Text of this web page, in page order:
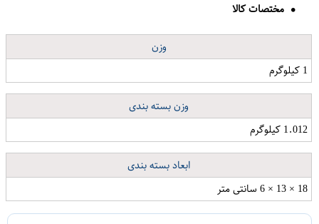
مختصات کالا
وزن
1 کیلوگرم
وزن بسته بندی
1.012 کیلوگرم
ابعاد بسته بندی
18 × 13 × 6 سانتی متر